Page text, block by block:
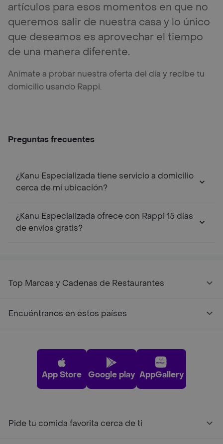
artículos para esos momentos en que no
queremos salir de nuestra casa y lo único
que deseamos es aprovechar el tiempo
de una manera diferente.
Anímate a probar nuestra oferta del día y recibe tu
domicilio usando Rappi.
Preguntas frecuentes
¿Kanu Especializada tiene servicio a domicilio
cerca de mi ubicación?
¿Kanu Especializada ofrece con Rappi 15 días
de envíos gratis?
Top Marcas y Cadenas de Restaurantes
Encuéntranos en estos países
App Store Google play AppGallery
Pide tu comida favorita cerca de ti